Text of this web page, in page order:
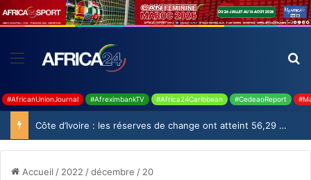
#AfricanUnionJournal #AfreximbankTV #Africa24Caribbean #CedeaoReport
Côte d’Ivoire : les réserves de change ont atteint 56,29 milliards USD en juillet
Accueil / 2022 /décembre / 20